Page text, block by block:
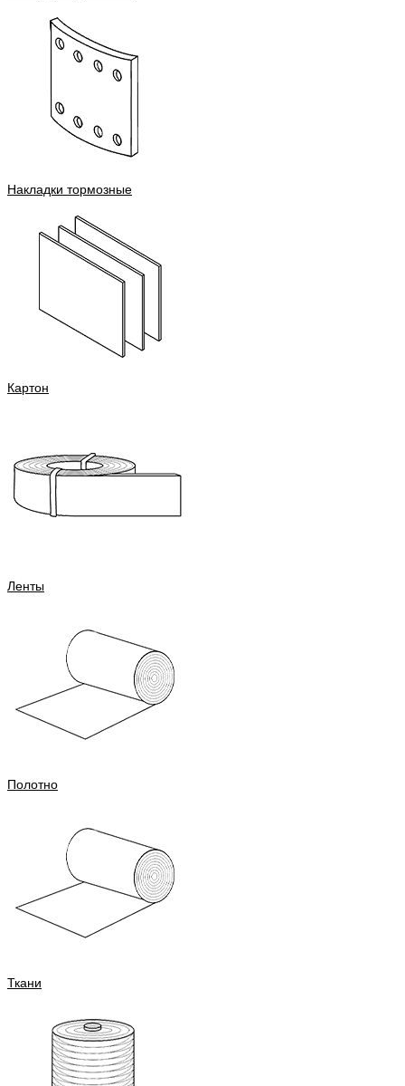
Накладки тормозные
Картон
Ленты
Полотно
Ткани